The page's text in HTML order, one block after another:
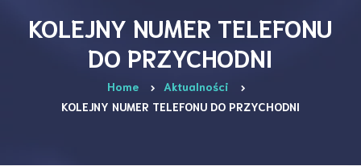
KOLEJNY NUMER TELEFONU
DO PRZYCHODNI
Home
Aktualności
KOLEJNY NUMER TELEFONU DO PRZYCHODNI